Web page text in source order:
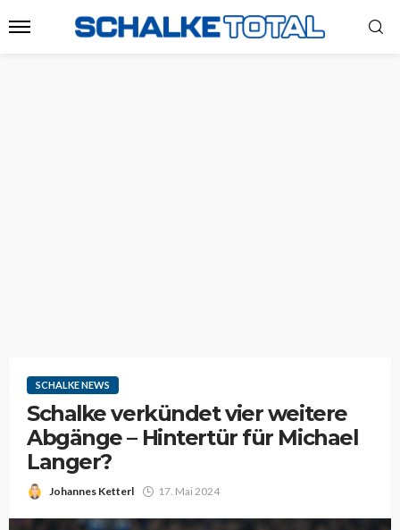
SCHALKE NEWS
Schalke verkündet vier weitere
Abgänge – Hintertür für Michael
Langer?
Johannes Ketterl 17. Mai 2024